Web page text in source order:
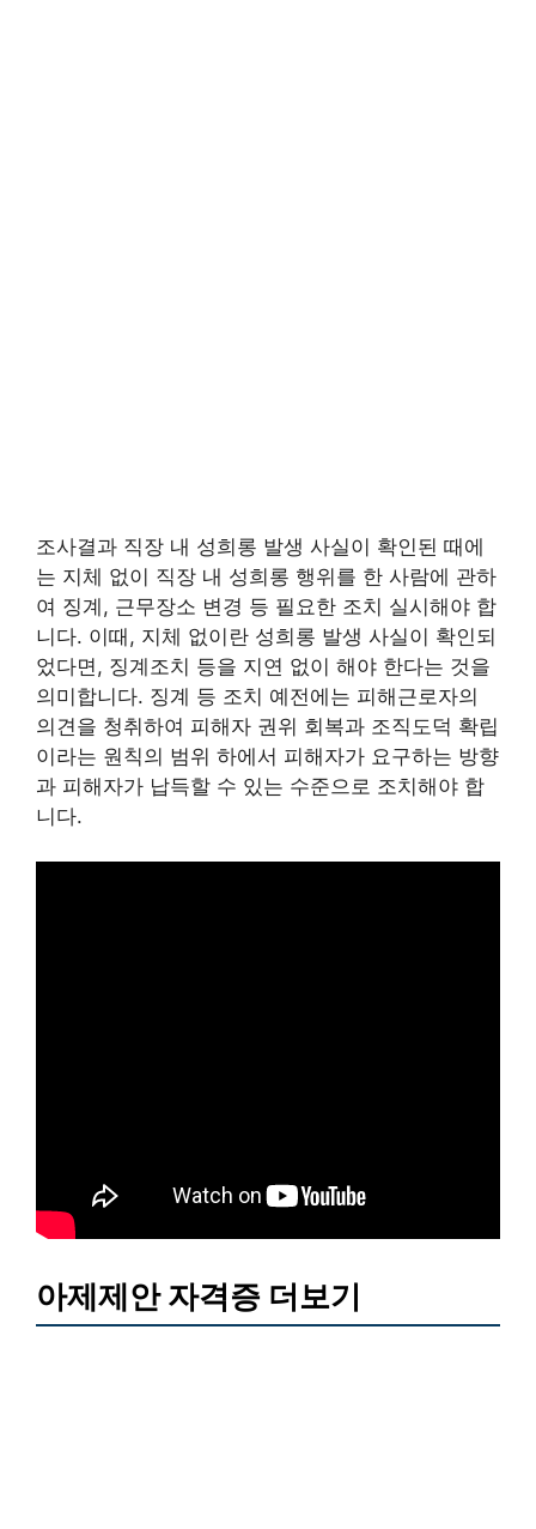
조사결과 직장 내 성희롱 발생 사실이 확인된 때에
는 지체 없이 직장 내 성희롱 행위를 한 사람에 관하
여 징계, 근무장소 변경 등 필요한 조치 실시해야 합
니다. 이때, 지체 없이란 성희롱 발생 사실이 확인되
었다면, 징계조치 등을 지연 없이 해야 한다는 것을
의미합니다. 징계 등 조치 예전에는 피해근로자의
의견을 청취하여 피해자 권위 회복과 조직도덕 확립
이라는 원칙의 범위 하에서 피해자가 요구하는 방향
과 피해자가 납득할 수 있는 수준으로 조치해야 합
니다.
아제제안 자격증 더보기